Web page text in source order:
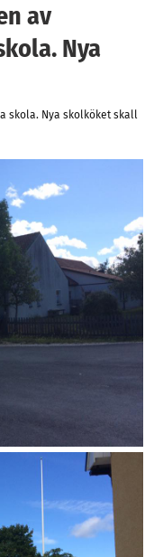
av
Nya
skola. Nya skolköket skall